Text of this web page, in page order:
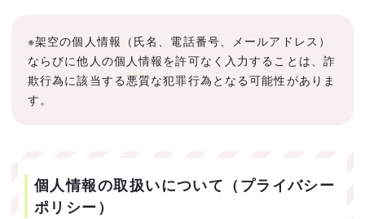
※架空の個人情報（氏名、電話番号、メールアドレス）
ならびに他人の個人情報を許可なく入力することは、詐
欺行為に該当する悪質な犯罪行為となる可能性がありま
す。
個人情報の取扱いについて（プライバシー
ポリシー）